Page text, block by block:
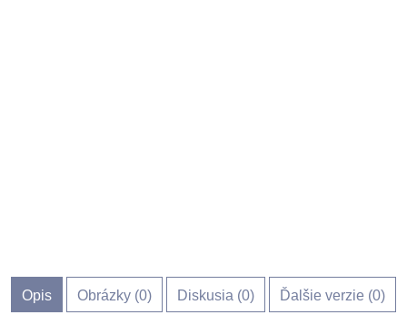
Opis Obrázky (0) Diskusia (0) Ďalšie verzie (0)